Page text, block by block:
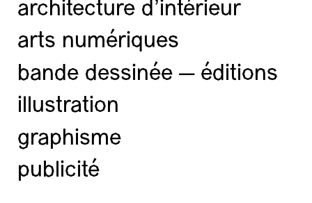
architecture d’intérieur
arts numériques
bande dessinée — éditions
illustration
graphisme
publicité